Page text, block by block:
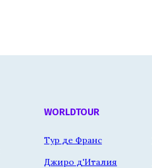
WORLDTOUR
Тур де Франс
Джиро д'Италия